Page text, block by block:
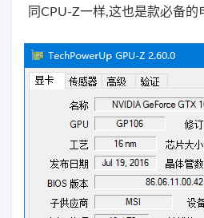
同CPU-Z一样,这也是款必备的